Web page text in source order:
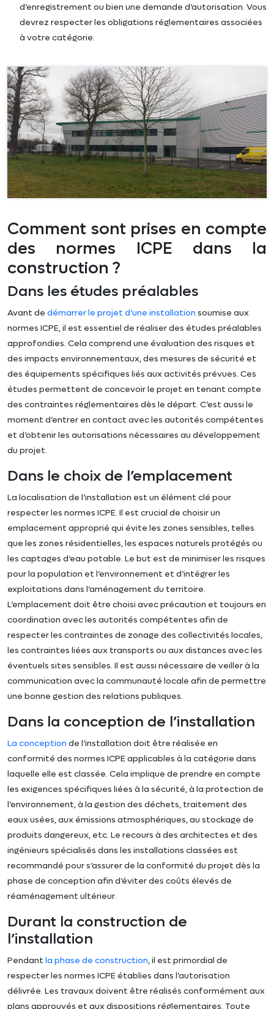
d’enregistrement ou bien une demande d’autorisation. Vous
devrez respecter les obligations réglementaires associées
à votre catégorie.
Comment sont prises en compte
des normes ICPE dans la
construction ?
Dans les études préalables
Avant de démarrer le projet d’une installation soumise aux
normes ICPE, il est essentiel de réaliser des études préalables
approfondies. Cela comprend une évaluation des risques et
des impacts environnementaux, des mesures de sécurité et
des équipements spécifiques liés aux activités prévues. Ces
études permettent de concevoir le projet en tenant compte
des contraintes réglementaires dès le départ. C’est aussi le
moment d’entrer en contact avec les autorités compétentes
et d’obtenir les autorisations nécessaires au développement
du projet.
Dans le choix de l’emplacement
La localisation de l’installation est un élément clé pour
respecter les normes ICPE. Il est crucial de choisir un
emplacement approprié qui évite les zones sensibles, telles
que les zones résidentielles, les espaces naturels protégés ou
les captages d’eau potable. Le but est de minimiser les risques
pour la population et l’environnement et d’intégrer les
exploitations dans l’aménagement du territoire.
L’emplacement doit être choisi avec précaution et toujours en
coordination avec les autorités compétentes afin de
respecter les contraintes de zonage des collectivités locales,
les contraintes liées aux transports ou aux distances avec les
éventuels sites sensibles. Il est aussi nécessaire de veiller à la
communication avec la communauté locale afin de permettre
une bonne gestion des relations publiques.
Dans la conception de l’installation
La conception de l’installation doit être réalisée en
conformité des normes ICPE applicables à la catégorie dans
laquelle elle est classée. Cela implique de prendre en compte
les exigences spécifiques liées à la sécurité, à la protection de
l’environnement, à la gestion des déchets, traitement des
eaux usées, aux émissions atmosphériques, au stockage de
produits dangereux, etc. Le recours à des architectes et des
ingénieurs spécialisés dans les installations classées est
recommandé pour s’assurer de la conformité du projet dès la
phase de conception afin d’éviter des coûts élevés de
réaménagement ultérieur.
Durant la construction de
l’installation
Pendant la phase de construction, il est primordial de
respecter les normes ICPE établies dans l’autorisation
délivrée. Les travaux doivent être réalisés conformément aux
plans approuvés et aux dispositions réglementaires. Toute